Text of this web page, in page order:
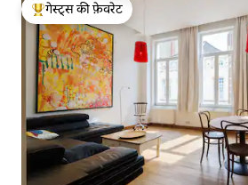
गेस्ट्स का टॉप फ़ेवरेट
गेस्ट्स की फ़ेवरेट